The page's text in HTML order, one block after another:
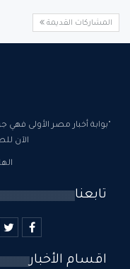
المشاركات القديمة
"بوابة أخبار مصر الأولى
الآن
الهاتف:
تابعنا
اقسام الأخبار